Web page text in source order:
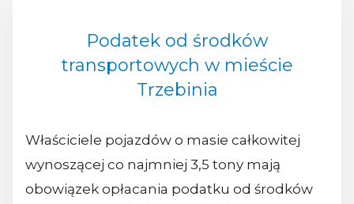
Podatek od środków
transportowych w mieście
Trzebinia
Właściciele pojazdów o masie całkowitej
wynoszącej co najmniej 3,5 tony mają
obowiązek opłacania podatku od środków